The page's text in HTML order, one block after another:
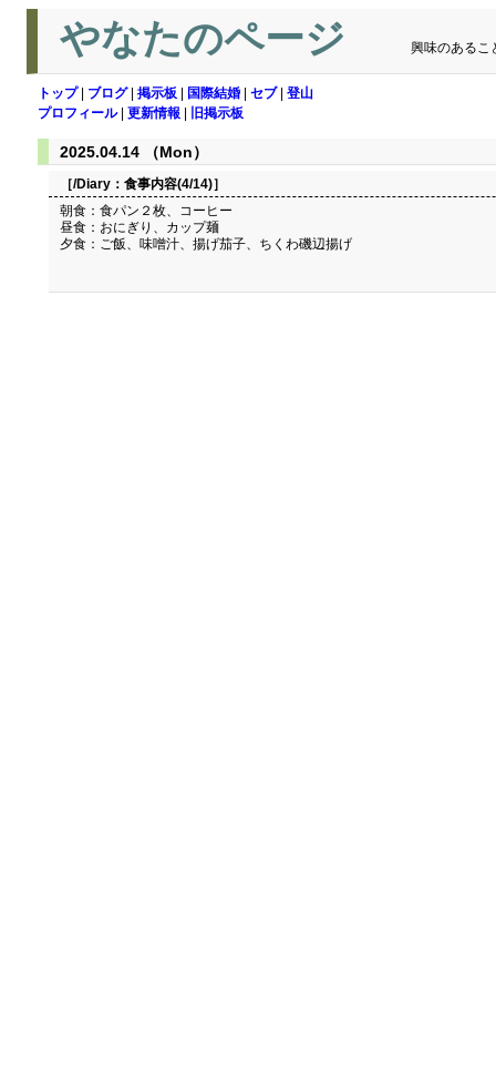
やなたのページ 興味のあるこ
トップ| ブログ| 掲示板 国際結婚 セブ| 登山
プロフィール| 更新情報 旧掲示板
2025.04.14 （Mon）
［/Diary： 食事内容(4/14)］
朝食：食パン２枚、コーヒー
昼食：おにぎり、カップ麺
夕食：ご飯、味噌汁、揚げ茄子、ちくわ磯辺揚げ